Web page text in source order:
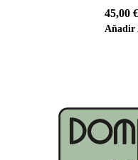
45,00 €
Añadir